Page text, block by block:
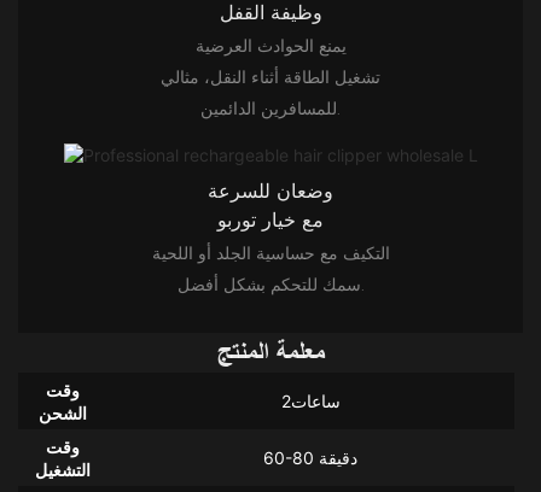
وظيفة القفل
يمنع الحوادث العرضية
تشغيل الطاقة أثناء النقل، مثالي
للمسافرين الدائمين.
وضعان للسرعة
مع خيار توربو
التكيف مع حساسية الجلد أو اللحية
سمك للتحكم بشكل أفضل.
معلمة المنتج
وقت
الشحن
ساعات2
وقت
التشغيل
60-80 دقيقة